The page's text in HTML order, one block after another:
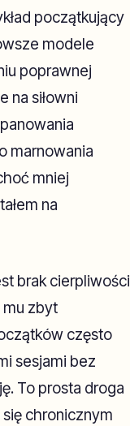
początkujący
modele
poprawnej
na siłowni
marnowania
mniej
na
brak cierpliwości
mu zbyt
często
sesjami bez
To prosta droga
chronicznym